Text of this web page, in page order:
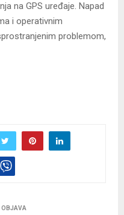
na GPS uređaje. Napad
i operativnim
problemom,
OBJAVA